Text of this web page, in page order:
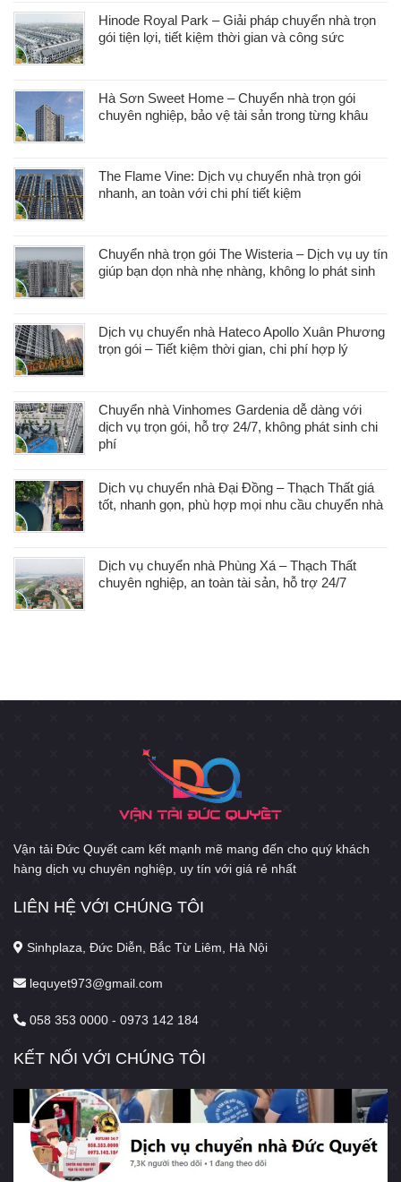
Hinode Royal Park – Giải pháp chuyển nhà trọn
gói tiện lợi, tiết kiệm thời gian và công sức
Hà Sơn Sweet Home – Chuyển nhà trọn gói
chuyên nghiệp, bảo vệ tài sản trong từng khâu
The Flame Vine: Dịch vụ chuyển nhà trọn gói
nhanh, an toàn với chi phí tiết kiệm
Chuyển nhà trọn gói The Wisteria – Dịch vụ uy tín
giúp bạn dọn nhà nhẹ nhàng, không lo phát sinh
Dịch vụ chuyển nhà Hateco Apollo Xuân Phương
trọn gói – Tiết kiệm thời gian, chi phí hợp lý
Chuyển nhà Vinhomes Gardenia dễ dàng với
dịch vụ trọn gói, hỗ trợ 24/7, không phát sinh chi
phí
Dịch vụ chuyển nhà Đại Đồng – Thạch Thất giá
tốt, nhanh gọn, phù hợp mọi nhu cầu chuyển nhà
Dịch vụ chuyển nhà Phùng Xá – Thạch Thất
chuyên nghiệp, an toàn tài sản, hỗ trợ 24/7
Vận tải Đức Quyết cam kết mạnh mẽ mang đến cho quý khách
hàng dịch vụ chuyên nghiệp, uy tín với giá rẻ nhất
LIÊN HỆ VỚI CHÚNG TÔI
Sinhplaza, Đức Diễn, Bắc Từ Liêm, Hà Nội
lequyet973@gmail.com
058 353 0000 - 0973 142 184
KẾT NỐI VỚI CHÚNG TÔI